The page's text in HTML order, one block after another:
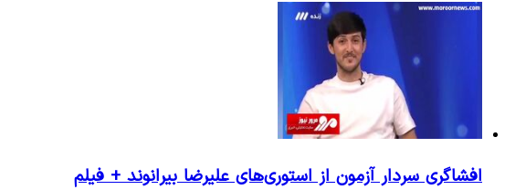
افشاگری سردار آزمون از استوری‌های علیرضا بیرانوند + فیلم